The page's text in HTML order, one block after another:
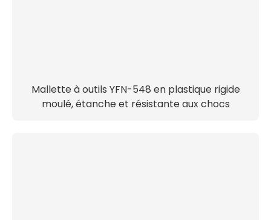
Mallette à outils YFN-548 en plastique rigide
moulé, étanche et résistante aux chocs